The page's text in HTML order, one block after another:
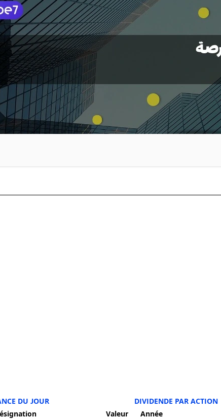
DU JOUR
Valeur
DIVIDENDE PAR ACTION
Année